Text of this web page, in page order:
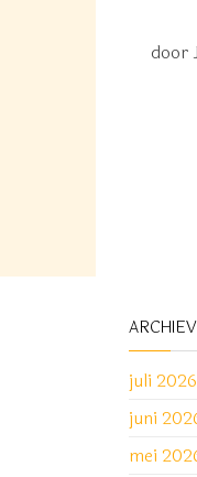
door
juli 2026
juni
mei